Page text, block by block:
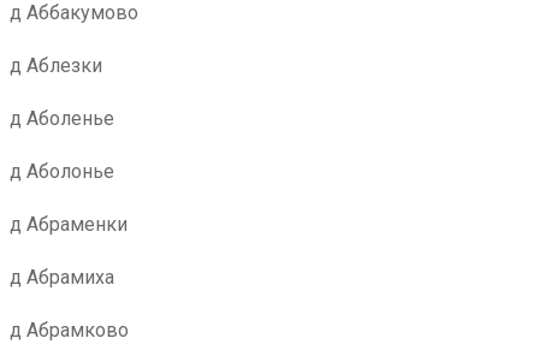
д Аббакумово
д Аблезки
д Аболенье
д Аболонье
д Абраменки
д Абрамиха
д Абрамково